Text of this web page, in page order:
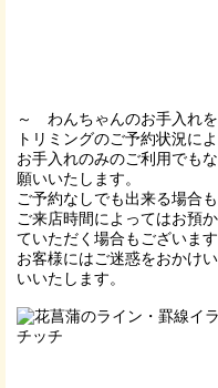
～ わんちゃんのお手入れ
トリミングのご予約状況に
お手入れのみのご利用でも
願いいたします。
ご予約なしでも出来る場合も
ご来店時間によってはお預
ていただく場合もございます
お客様にはご迷惑をおかけ
いいたします。